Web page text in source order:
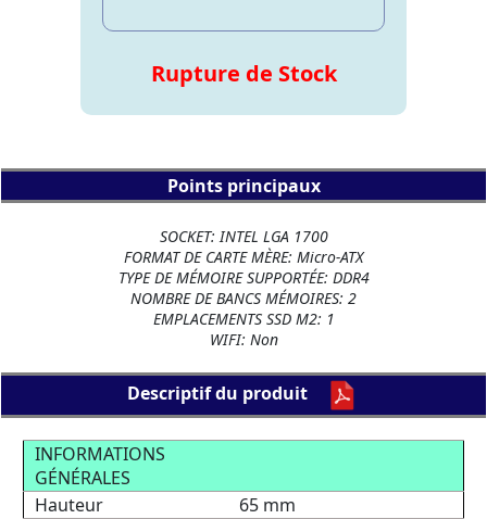
Rupture de Stock
Points principaux
SOCKET: INTEL LGA 1700
FORMAT DE CARTE MÈRE: Micro-ATX
TYPE DE MÉMOIRE SUPPORTÉE: DDR4
NOMBRE DE BANCS MÉMOIRES: 2
EMPLACEMENTS SSD M2: 1
WIFI: Non
Descriptif du produit
INFORMATIONS
GÉNÉRALES
Hauteur
65 mm